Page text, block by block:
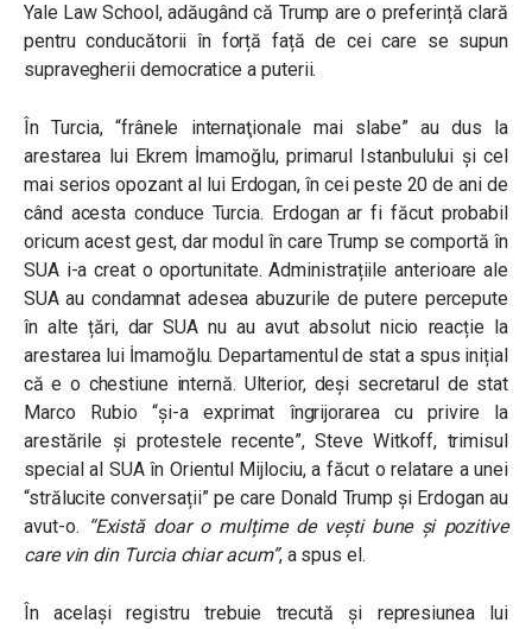
Yale Law School, adăugând că Trump are o preferință clară
pentru conducătorii în forță față de cei care se supun
supravegherii democratice a puterii.
În Turcia, “frânele internaţionale mai slabe” au dus la
arestarea lui Ekrem İmamoğlu, primarul Istanbulului şi cel
mai serios opozant al lui Erdogan, în cei peste 20 de ani de
când acesta conduce Turcia. Erdogan ar fi făcut probabil
oricum acest gest, dar modul în care Trump se comportă în
SUA i-a creat o oportunitate. Administrațiile anterioare ale
SUA au condamnat adesea abuzurile de putere percepute
în alte țări, dar SUA nu au avut absolut nicio reacție la
arestarea lui İmamoğlu. Departamentul de stat a spus inițial
că e o chestiune internă. Ulterior, deși secretarul de stat
Marco Rubio “și-a exprimat îngrijorarea cu privire la
arestările și protestele recente”, Steve Witkoff, trimisul
special al SUA în Orientul Mijlociu, a făcut o relatare a unei
“strălucite conversații” pe care Donald Trump și Erdogan au
avut-o. “Există doar o mulțime de vești bune și pozitive
care vin din Turcia chiar acum”, a spus el.
În același registru trebuie trecută și represiunea lui